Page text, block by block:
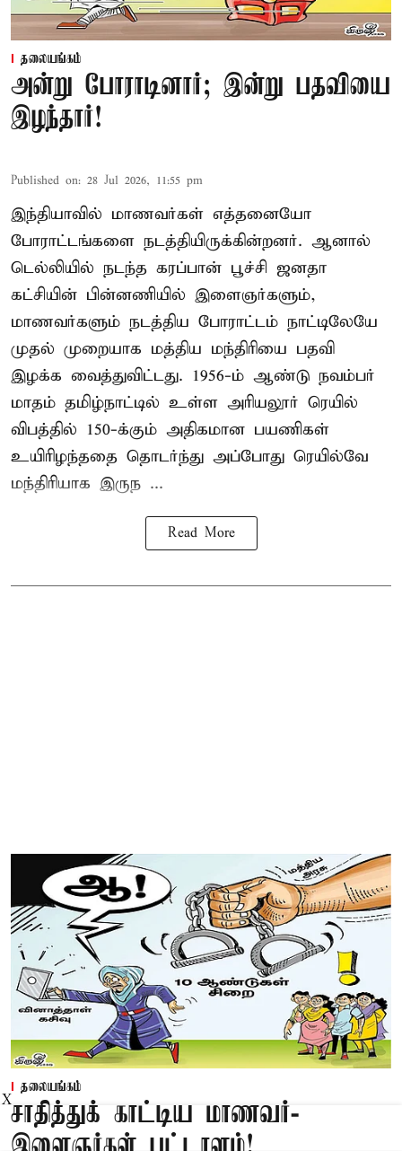
தலையங்கம்
அன்று போராடினார்; இன்று பதவியை
இழந்தார்!
Published on: 28 Jul 2026, 11:55 pm
இந்தியாவில் மாணவர்கள் எத்தனையோ
போராட்டங்களை நடத்தியிருக்கின்றனர். ஆனால்
டெல்லியில் நடந்த கரப்பான் பூச்சி ஜனதா
கட்சியின் பின்னணியில் இளைஞர்களும்,
மாணவர்களும் நடத்திய போராட்டம் நாட்டிலேயே
முதல் முறையாக மத்திய மந்திரியை பதவி
இழக்க வைத்துவிட்டது. 1956-ம் ஆண்டு நவம்பர்
மாதம் தமிழ்நாட்டில் உள்ள அரியலூர் ரெயில்
விபத்தில் 150-க்கும் அதிகமான பயணிகள்
உயிரிழந்ததை தொடர்ந்து அப்போது ரெயில்வே
மந்திரியாக இருந ...
Read More
தலையங்கம்
சாதித்துக் காட்டிய மாணவர்-
X